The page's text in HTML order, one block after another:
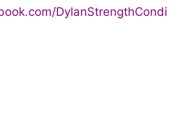
DylanStrengthCondi